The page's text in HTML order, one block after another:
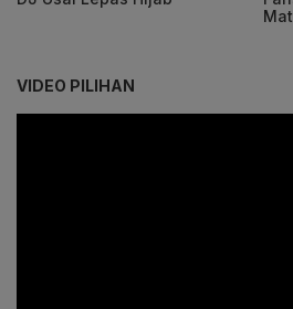
VIDEO PILIHAN